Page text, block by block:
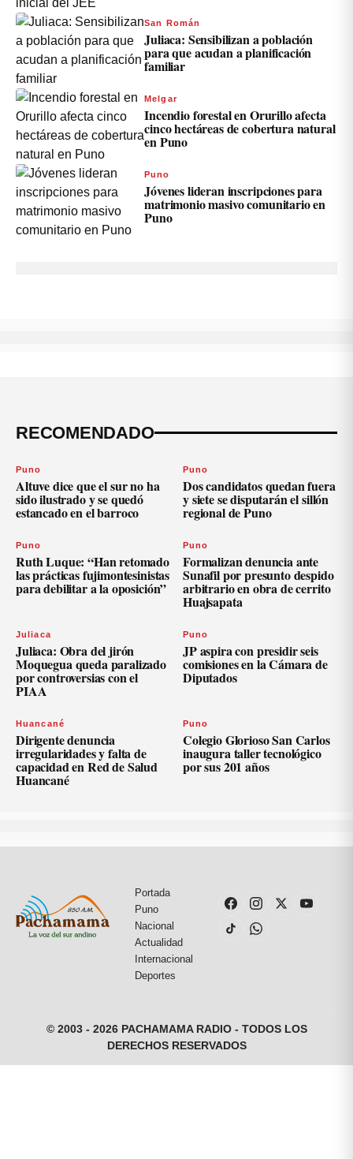
San Román
Juliaca: Sensibilizan a población
para que acudan a planificación
familiar
Melgar
Incendio forestal en Orurillo afecta
cinco hectáreas de cobertura natural
en Puno
Puno
Jóvenes lideran inscripciones para
matrimonio masivo comunitario en
Puno
RECOMENDADO
Puno
Altuve dice que el sur no ha
sido ilustrado y se quedó
estancado en el barroco
Puno
Dos candidatos quedan fuera
y siete se disputarán el sillón
regional de Puno
Puno
Ruth Luque: “Han retomado
las prácticas fujimontesinistas
para debilitar a la oposición”
Puno
Formalizan denuncia ante
Sunafil por presunto despido
arbitrario en obra de cerrito
Huajsapata
Juliaca
Juliaca: Obra del jirón
Moquegua queda paralizado
por controversias con el
PIAA
Puno
JP aspira con presidir seis
comisiones en la Cámara de
Diputados
Huancané
Dirigente denuncia
irregularidades y falta de
capacidad en Red de Salud
Huancané
Puno
Colegio Glorioso San Carlos
inaugura taller tecnológico
por sus 201 años
Portada
Puno
Nacional
Actualidad
Internacional
Deportes
© 2003 - 2026 PACHAMAMA RADIO - TODOS LOS
DERECHOS RESERVADOS